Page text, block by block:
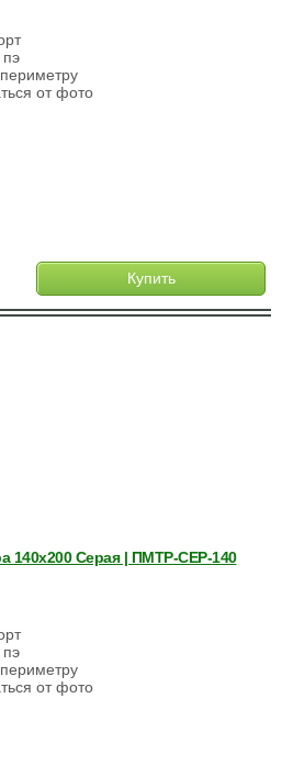
от фото
Купить
140х200 Серая | ПМТР-СЕР-140
от фото